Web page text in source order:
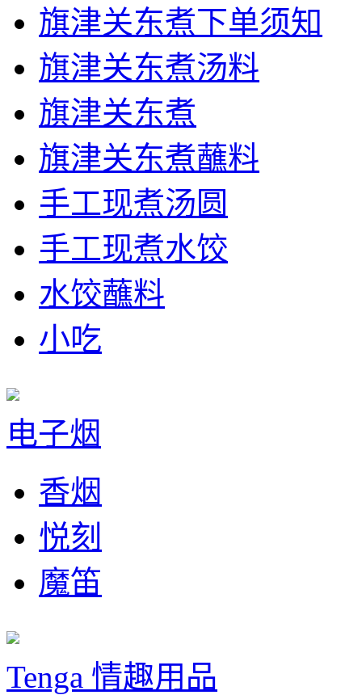
旗津关东煮下单须知
旗津关东煮汤料
旗津关东煮
旗津关东煮蘸料
手工现煮汤圆
手工现煮水饺
水饺蘸料
小吃
电子烟
香烟
悦刻
魔笛
Tenga 情趣用品